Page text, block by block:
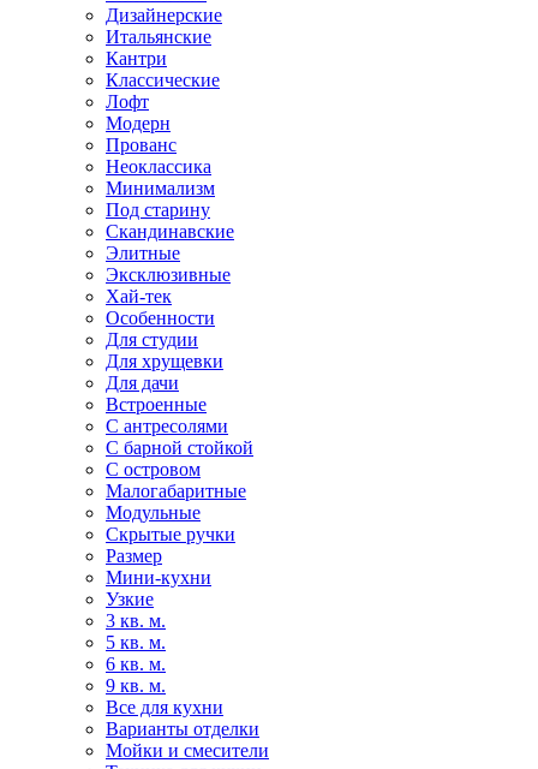
Дизайнерские
Итальянские
Кантри
Классические
Лофт
Модерн
Прованс
Неоклассика
Минимализм
Под старину
Скандинавские
Элитные
Эксклюзивные
Хай-тек
Особенности
Для студии
Для хрущевки
Для дачи
Встроенные
С антресолями
С барной стойкой
С островом
Малогабаритные
Модульные
Скрытые ручки
Размер
Мини-кухни
Узкие
3 кв. м.
5 кв. м.
6 кв. м.
9 кв. м.
Все для кухни
Варианты отделки
Мойки и смесители